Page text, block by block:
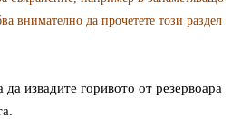
внимателно да прочетете този раздел
да извадите горивото от резервоара